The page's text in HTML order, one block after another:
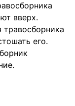
вверх.
травосборника
его.